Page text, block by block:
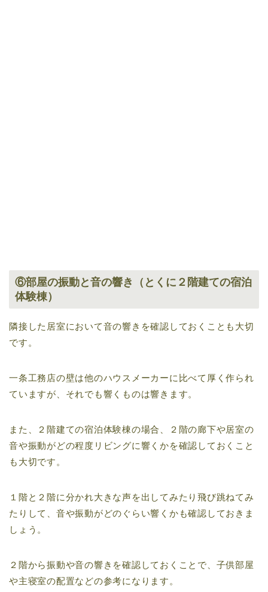
⑥部屋の振動と音の響き（とくに２階建ての宿泊
体験棟）
隣接した居室において音の響きを確認しておくことも大切
です。
一条工務店の壁は他のハウスメーカーに比べて厚く作られ
ていますが、それでも響くものは響きます。
また、２階建ての宿泊体験棟の場合、２階の廊下や居室の
音や振動がどの程度リビングに響くかを確認しておくこと
も大切です。
１階と２階に分かれ大きな声を出してみたり飛び跳ねてみ
たりして、音や振動がどのぐらい響くかも確認しておきま
しょう。
２階から振動や音の響きを確認しておくことで、子供部屋
や主寝室の配置などの参考になります。